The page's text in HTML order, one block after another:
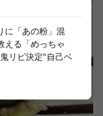
に「あの粉」混
える「めっちゃ
リピ決定"自己ベ